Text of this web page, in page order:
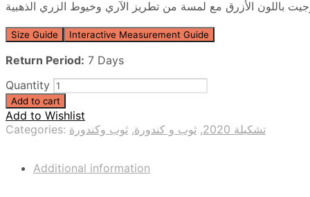
Size Guide Interactive Measurement Guide
Return Period: 7 Days
Quantity
Add to cart
Add to Wishlist
Categories:
تشكيلة 2020 , ثوب و كندورة, ثوب وكندورة
Additional information